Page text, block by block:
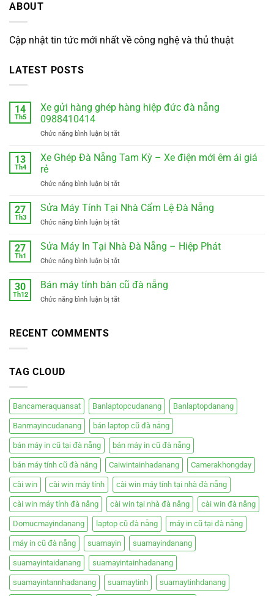
ABOUT
Cập nhật tin tức mới nhất về công nghệ và thủ thuật
LATEST POSTS
14
Th5
Xe gửi hàng ghép hàng hiệp đức đà nẵng
0988410414
Chức năng bình luận bị tắtở
gửi
hàng
đức
nẵng
13
Th4
Xe Ghép Đà Nẵng Tam Kỳ – Xe điện mới êm ái giá
rẻ
Chức năng bình luận bị tắtở
Ghép
Nẵng
Kỳ
mới
êm
27
Th3
Sửa Máy Tính Tại Nhà Cẩm Lệ Đà Nẵng
Chức năng bình luận bị tắtở
Máy
Tại
Cẩm
27
Th1
Sửa Máy In Tại Nhà Đà Nẵng – Hiệp Phát
Chức năng bình luận bị tắtở
Máy
Tại
30
Th12
Bán máy tính bàn cũ đà nẵng
Chức năng bình luận bị tắtở
RECENT COMMENTS
TAG CLOUD
Bancameraquansat Banlaptopcudanang Banlaptopdanang
Banmayincudanang bán laptop cũ đà nẵng
bán máy in cũ tại đà nẵng bán máy in cũ đà nẵng
bán máy tính cũ đà nẵng Caiwintainhadanang Camerakhongday
cài win cài win máy tính cài win máy tính tại nhà đà nẵng
cài win máy tính đà nẵng cài win tại nhà đà nẵng cài win đà nẵng
Domucmayindanang laptop cũ đà nẵng máy in cũ tại đà nẵng
máy in cũ đà nẵng suamayin suamayindanang
suamayintaidanang suamayintainhadanang
suamayintannhadanang suamaytinh suamaytinhdanang